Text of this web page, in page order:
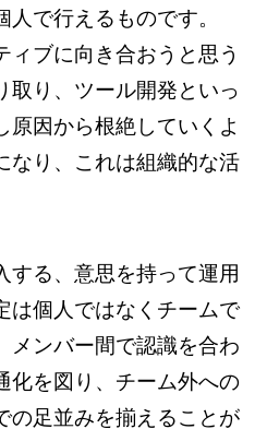
で行えるものです。
ィブに向き合おうと思う
取り、ツール開発といっ
原因から根絶していくよ
なり、これは組織的な活
する、意思を持って運用
は個人ではなくチームで
メンバー間で認識を合わ
化を図り、チーム外への
の足並みを揃えることが